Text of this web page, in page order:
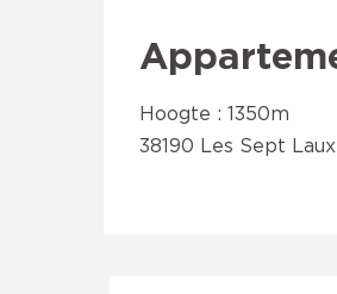
Hoogte : 1350m
38190 Les Sept